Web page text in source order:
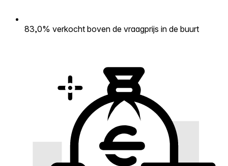
83,0% verkocht boven de vraagprijs in de buurt